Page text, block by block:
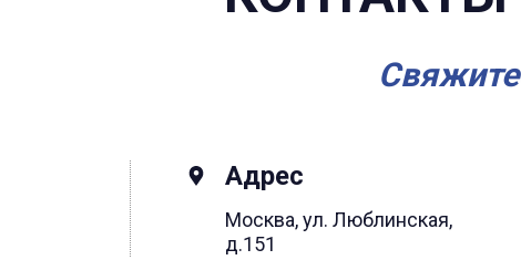
Адрес
Москва, ул. Люблинская,
д.151